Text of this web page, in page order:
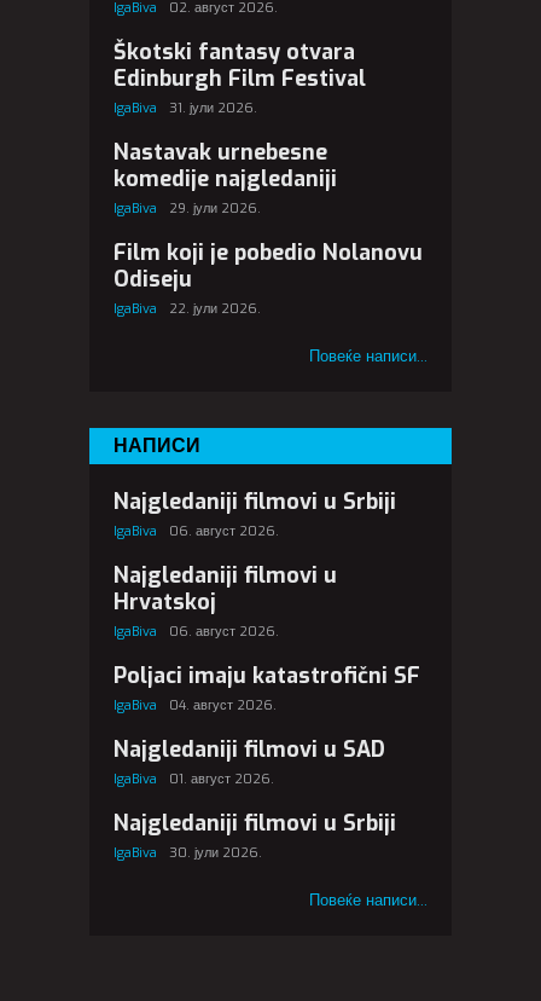
IgaBiva 02. август 2026.
Škotski fantasy otvara
Edinburgh Film Festival
IgaBiva 31. јули 2026.
Nastavak urnebesne
komedije najgledaniji
IgaBiva 29. јули 2026.
Film koji je pobedio Nolanovu
Odiseju
IgaBiva 22. јули 2026.
Повеќе написи...
НАПИСИ
Najgledaniji filmovi u Srbiji
IgaBiva 06. август 2026.
Najgledaniji filmovi u
Hrvatskoj
IgaBiva 06. август 2026.
Poljaci imaju katastrofični SF
IgaBiva 04. август 2026.
Najgledaniji filmovi u SAD
IgaBiva 01. август 2026.
Najgledaniji filmovi u Srbiji
IgaBiva 30. јули 2026.
Повеќе написи...